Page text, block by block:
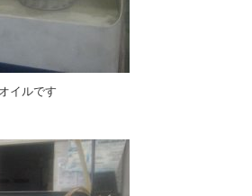
イルです